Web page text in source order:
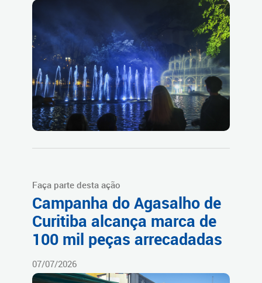
Faça parte desta ação
Campanha do Agasalho de
Curitiba alcança marca de
100 mil peças arrecadadas
07/07/2026